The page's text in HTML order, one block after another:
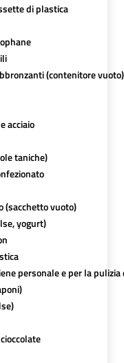
di plastica
(contenitore vuoto)
acciaio
taniche)
(sacchetto vuoto)
yogurt)
personale e per la pulizia